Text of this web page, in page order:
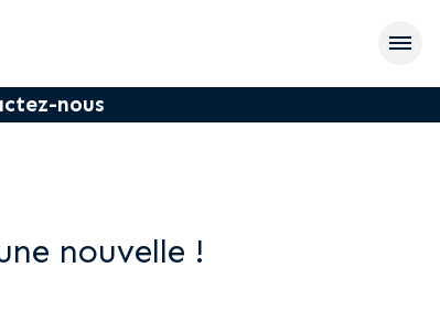
nous
nouvelle !